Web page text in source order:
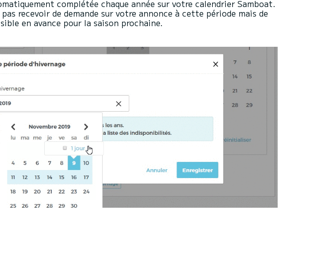
complétée chaque année sur votre calendrier Samboat.
recevoir de demande sur votre annonce à cette période mais de
en avance pour la saison prochaine.